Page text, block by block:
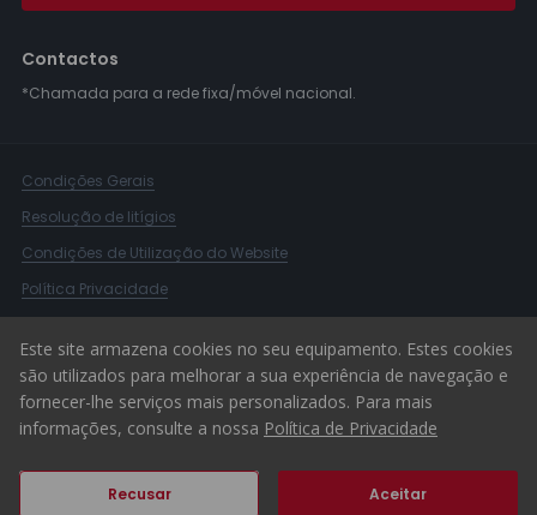
Contactos
*Chamada para a rede fixa/móvel nacional.
Condições Gerais
Resolução de litígios
Condições de Utilização do Website
Política Privacidade
Canal de Denúncias
© 2026 ERA Portugal
Este site armazena cookies no seu equipamento. Estes cookies
são utilizados para melhorar a sua experiência de navegação e
fornecer-lhe serviços mais personalizados. Para mais
informações, consulte a nossa Política de Privacidade
Recusar Aceitar